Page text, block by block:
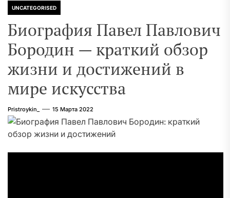
UNCATEGORISED
Биография Павел Павлович
Бородин — краткий обзор
жизни и достижений в
мире искусства
Pristroykin_ 15 Марта 2022